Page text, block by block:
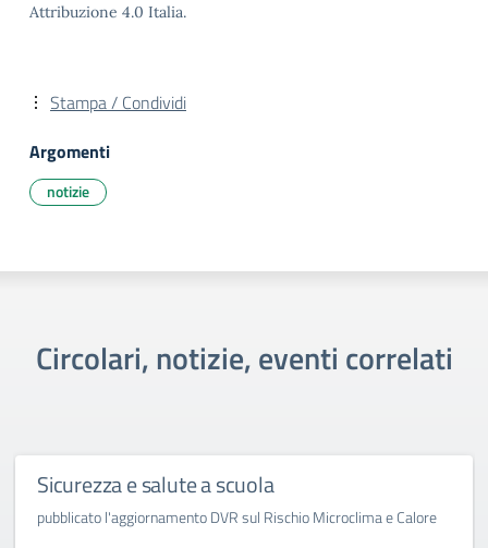
Attribuzione 4.0 Italia.
Stampa / Condividi
Argomenti
notizie
Circolari, notizie, eventi correlati
Sicurezza e salute a scuola
pubblicato l'aggiornamento DVR sul Rischio Microclima e Calore